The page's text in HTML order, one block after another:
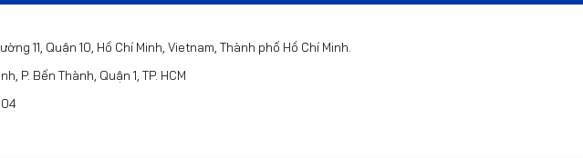
11, Quận 10, Hồ Chí Minh, Vietnam, Thành phố Hồ Chí Minh.
P. Bến Thành, Quận 1, TP. HCM